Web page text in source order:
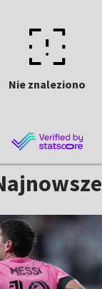
Nie znaleziono